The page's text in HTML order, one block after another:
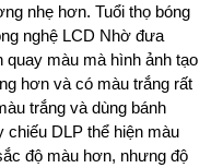
nhẹ hơn. Tuổi thọ bóng
nghệ LCD Nhờ đưa
quay màu mà hình ảnh tạo
hơn và có màu trắng rất
trắng và dùng bánh
chiếu DLP thể hiện màu
độ màu hơn, nhưng độ